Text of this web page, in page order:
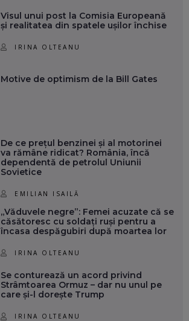
Visul unui post la Comisia Europeană
și realitatea din spatele ușilor închise
IRINA OLTEANU
Motive de optimism de la Bill Gates
De ce prețul benzinei și al motorinei
va rămâne ridicat? România, încă
dependentă de petrolul Uniunii
Sovietice
EMILIAN ISAILĂ
„Văduvele negre”: Femei acuzate că se
căsătoresc cu soldați ruși pentru a
încasa despăgubiri după moartea lor
IRINA OLTEANU
Se conturează un acord privind
Strâmtoarea Ormuz – dar nu unul pe
care și-l dorește Trump
IRINA OLTEANU